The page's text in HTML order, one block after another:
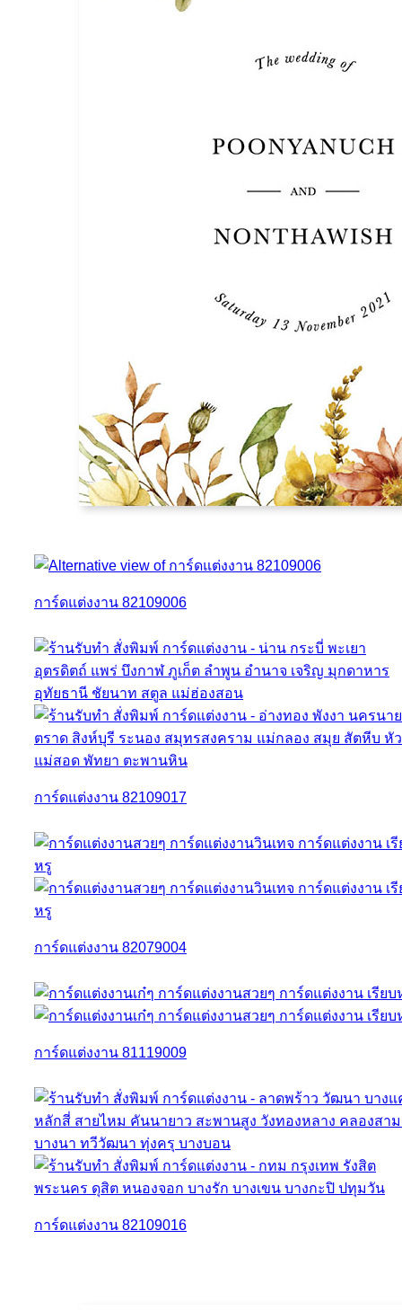
การ์ดแต่งงาน 82109006
การ์ดแต่งงาน 82109017
การ์ดแต่งงาน 82079004
การ์ดแต่งงาน 81119009
การ์ดแต่งงาน 82109016